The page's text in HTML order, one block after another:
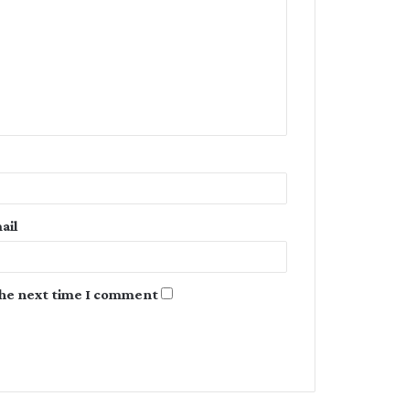
t
next time I comment.